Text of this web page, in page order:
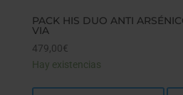
PACK HIS DUO ANTI
VIA
479,00€
Hay existencias